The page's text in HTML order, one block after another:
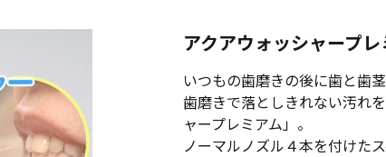
アクアウォッシャープ
いつもの歯磨きの後に歯と歯
歯磨きで落としきれない汚れ
ャープレミアム」。
ノーマルノズル４本を付けた